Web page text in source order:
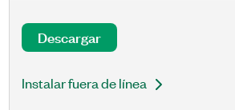
Descargar
Instalar fuera de línea